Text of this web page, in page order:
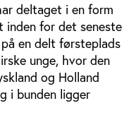
deltaget i en form
for det seneste
en delt førsteplads
unge, hvor den
og Holland
i bunden ligger